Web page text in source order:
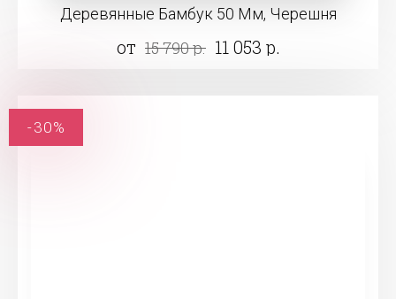
Деревянные Бамбук 50 Мм, Черешня
от 15 790 р. 11 053 р.
-30%